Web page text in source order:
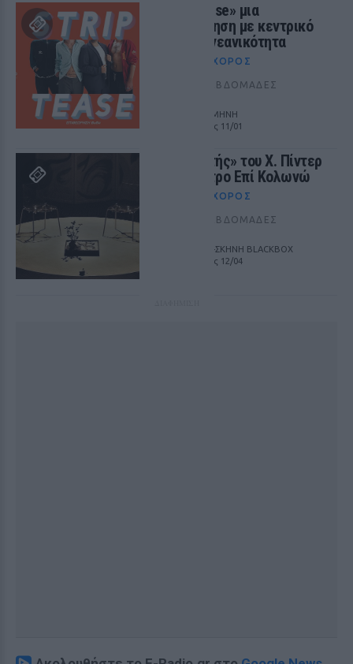
«Striptease» μια
επιθεώρηση με κεντρικό
θέμα τη νεανικότητα
ΘΈΑΤΡΟ+ΧΟΡΌΣ
ΠΡΙΝ 352 ΕΒΔΟΜΆΔΕΣ
ΘΕΑΤΡΟ ΑΛΚΜΗΝΗ
από 08/11 έως 11/01
«Ο Εραστής» του Χ. Πίντερ
στο Θέατρο Επί Κολωνώ
ΘΈΑΤΡΟ+ΧΟΡΌΣ
ΠΡΙΝ 350 ΕΒΔΟΜΆΔΕΣ
ΕΠΙ ΚΟΛΩΝΩ-ΣΚΗΝΗ BLACKBOX
από 14/12 έως 12/04